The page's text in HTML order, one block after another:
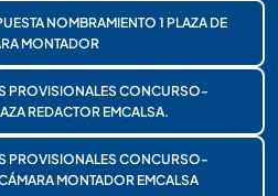
NOMBRAMIENTO 1 PLAZA DE
MONTADOR
PROVISIONALES CONCURSO-
REDACTOR EMCALSA.
PROVISIONALES CONCURSO-
MONTADOR EMCALSA